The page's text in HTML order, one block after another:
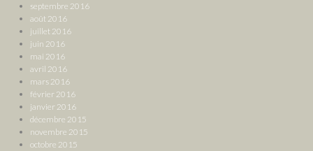
septembre 2016
août 2016
juillet 2016
juin 2016
mai 2016
avril 2016
mars 2016
février 2016
janvier 2016
décembre 2015
novembre 2015
octobre 2015